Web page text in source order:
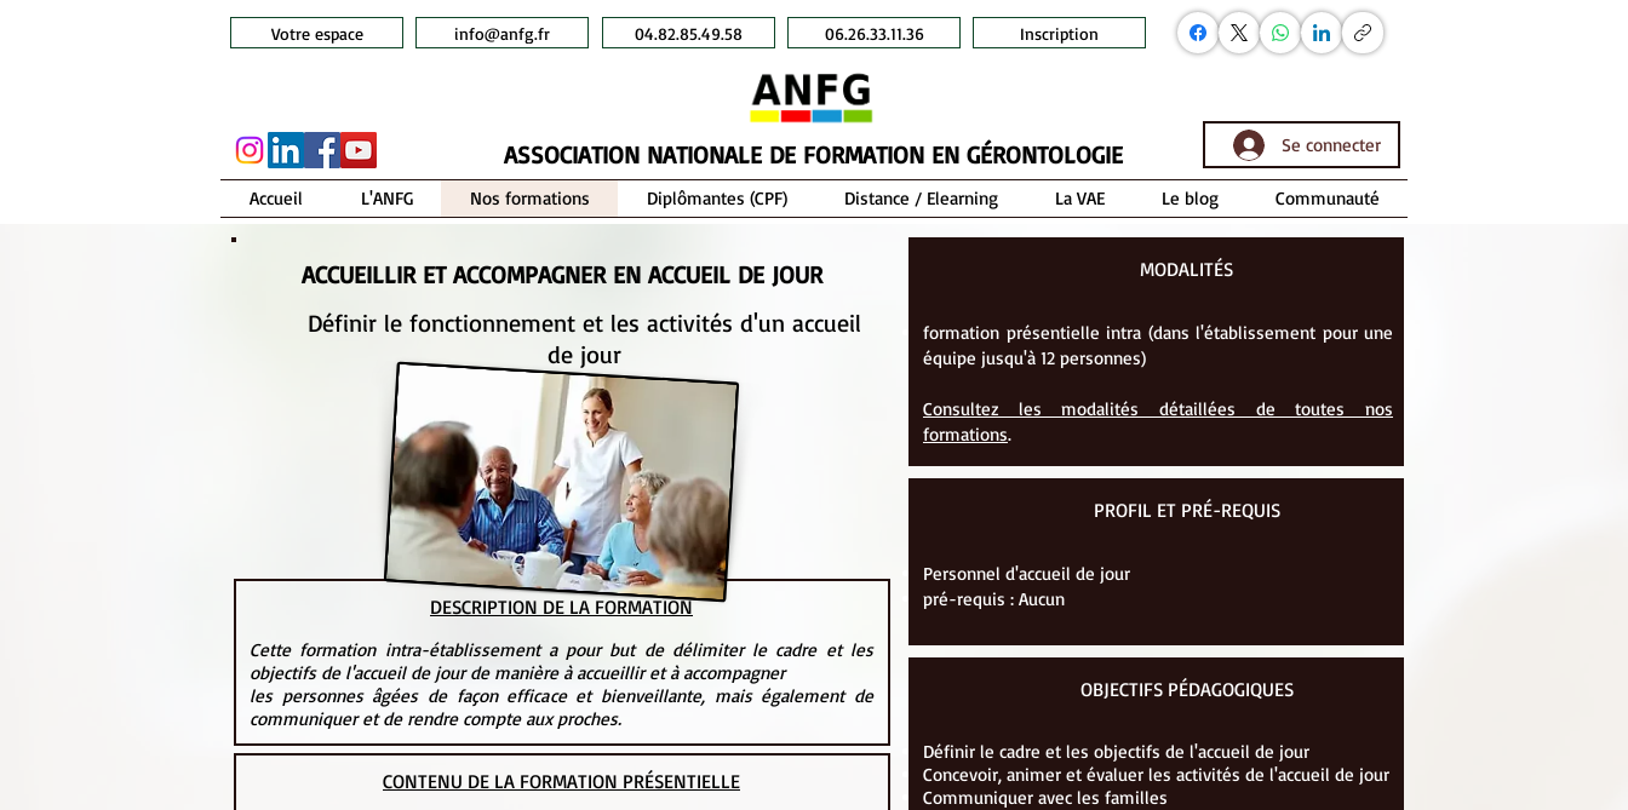
Votre espace info@anfg.fr 04.82.85.49.58 06.26.33.11.36 Inscription
ASSOCIATION NATIONALE DE FORMATION EN GÉRONTOLOGIE Se connecter
Accueil L'ANFG Nos formations Diplômantes (CPF) Distance / Elearning La VAE Le blog Communauté
ACCUEILLIR ET ACCOMPAGNER EN ACCUEIL DE JOUR
Définir le fonctionnement et les activités d'un accueil
de jour
DESCRIPTION DE LA FORMATION
Cette formation intra-établissement a pour but de délimiter le cadre et les
objectifs de l'accueil de jour de manière à accueillir et à accompagner
les personnes âgées de façon efficace et bienveillante, mais également de
communiquer et de rendre compte aux proches.
CONTENU DE LA FORMATION PRÉSENTIELLE
MODALITÉS
formation présentielle intra (dans l'établissement pour une
équipe jusqu'à 12 personnes)
Consultez les modalités détaillées de toutes nos
formations.
PROFIL ET PRÉ-REQUIS
Personnel d'accueil de jour
pré-requis : Aucun
OBJECTIFS PÉDAGOGIQUES
Définir le cadre et les objectifs de l'accueil de jour
Concevoir, animer et évaluer les activités de l'accueil de jour
Communiquer avec les familles